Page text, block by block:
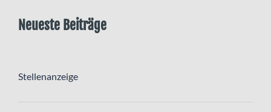
Neueste Beiträge
Stellenanzeige